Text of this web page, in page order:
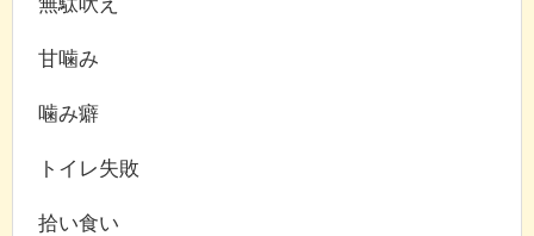
甘噛み
噛み癖
トイレ失敗
拾い食い